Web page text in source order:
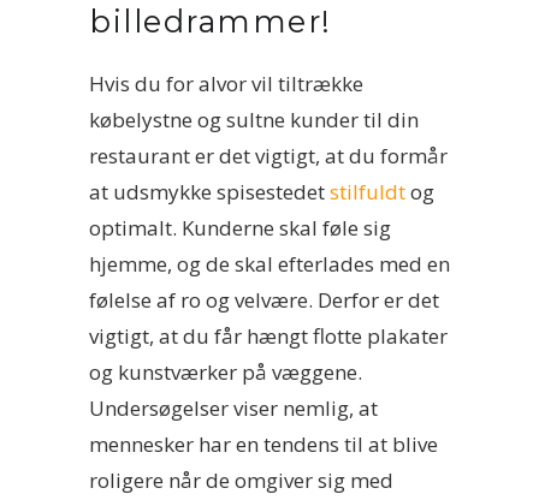
billedrammer!
Hvis du for alvor vil tiltrække
købelystne og sultne kunder til din
restaurant er det vigtigt, at du formår
at udsmykke spisestedetstilfuldtog
optimalt. Kunderne skal føle sig
hjemme, og de skal efterlades med en
følelse af ro og velvære. Derfor er det
vigtigt, at du får hængt flotte plakater
og kunstværker på væggene.
Undersøgelser viser nemlig, at
mennesker har en tendens til at blive
roligere når de omgiver sig med